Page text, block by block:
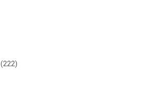
(222)